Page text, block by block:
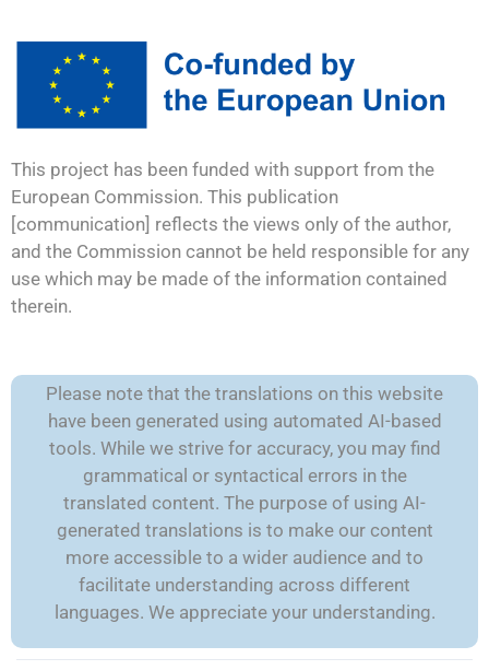
This project has been funded with support from the
European Commission. This publication
[communication] reflects the views only of the author,
and the Commission cannot be held responsible for any
use which may be made of the information contained
therein.
Please note that the translations on this website
have been generated using automated AI-based
tools. While we strive for accuracy, you may find
grammatical or syntactical errors in the
translated content. The purpose of using AI-
generated translations is to make our content
more accessible to a wider audience and to
facilitate understanding across different
languages. We appreciate your understanding.